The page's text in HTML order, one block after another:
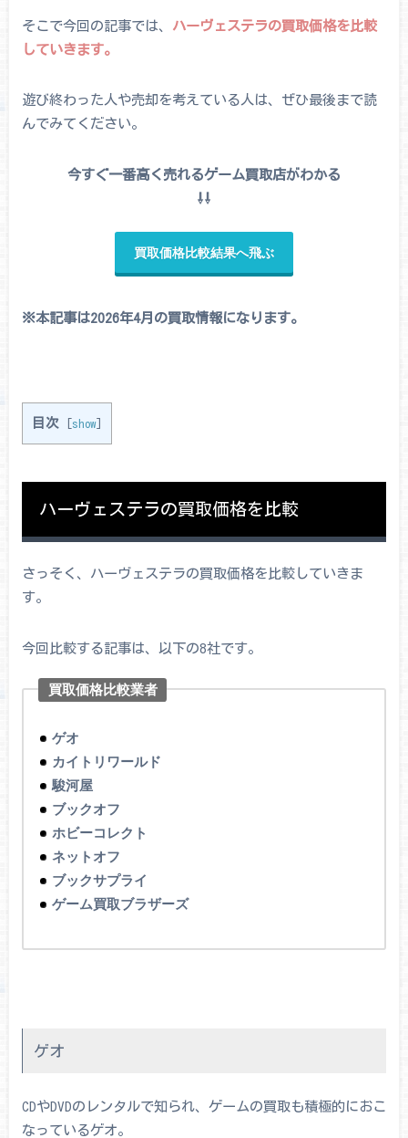
そこで今回の記事では、 ハーヴェステラの買取価格を比較
していきます。
遊び終わった人や売却を考えている人は、ぜひ最後まで読
んでみてください。
今すぐ一番高く売れるゲーム買取店がわかる
⇩⇩
買取価格比較結果へ飛ぶ
※本記事は2026年4月の買取情報になります。
目次 show]
ハーヴェステラの買取価格を比較
さっそく、ハーヴェステラの買取価格を比較していきま
す。
今回比較する記事は、以下の8社です。
買取価格比較業者
ゲオ
カイトリワールド
駿河屋
ブックオフ
ホビーコレクト
ネットオフ
ブックサプライ
ゲーム買取ブラザーズ
ゲオ
CDやDVDのレンタルで知られ、ゲームの買取も積極的におこ
なっているゲオ。